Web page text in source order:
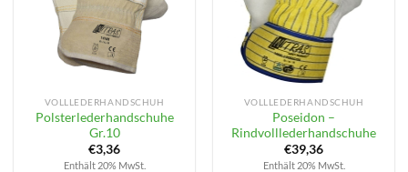
VOLLLEDERHANDSCHUH
Polsterlederhandschuhe
Gr.10
€3,36
Enthält 20% MwSt.
VOLLLEDERHANDSCHUH
Poseidon –
Rindvolllederhandschuhe
€39,36
Enthält 20% MwSt.